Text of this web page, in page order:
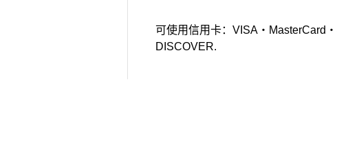
可使用信用卡：VISA・MasterCard
DISCOVER.